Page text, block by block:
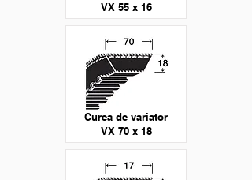
VX 55 x 16
Curea de variator
VX 70 x 18